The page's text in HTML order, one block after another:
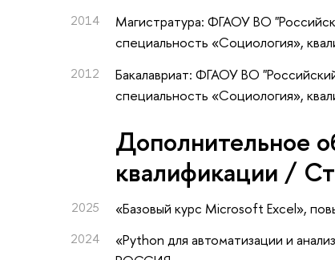
2014
Магистратура: ФГАОУ ВО
специальность «Социология»,
2012
Бакалавриат: ФГАОУ ВО
специальность «Социология»,
Дополнительное
квалификации /
2025 «Базовый курс Microsoft Excel»,
2024 «Python для автоматизации и